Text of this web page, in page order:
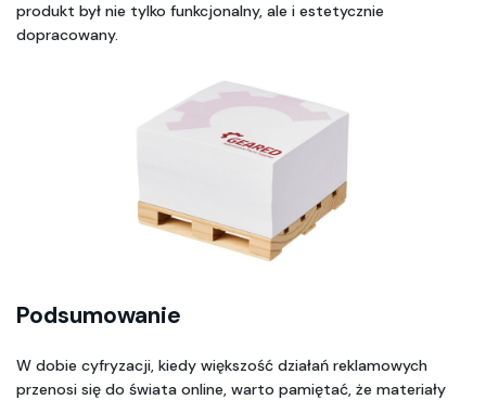
produkt był nie tylko funkcjonalny, ale i estetycznie
dopracowany.
Podsumowanie
W dobie cyfryzacji, kiedy większość działań reklamowych
przenosi się do świata online, warto pamiętać, że materiały